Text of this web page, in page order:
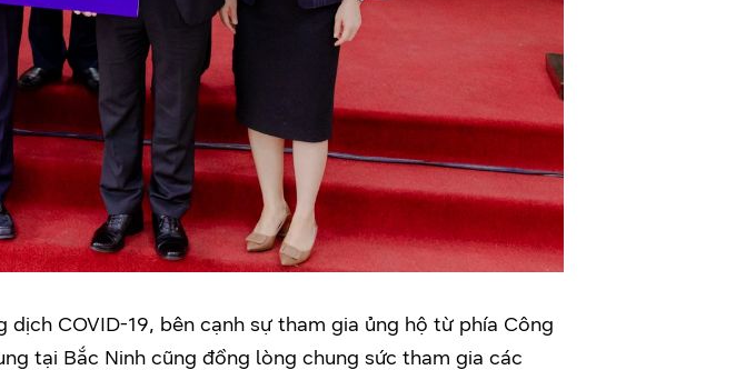
COVID-19, bên cạnh sự tham gia ủng hộ từ phía Công
tại Bắc Ninh cũng đồng lòng chung sức tham gia các